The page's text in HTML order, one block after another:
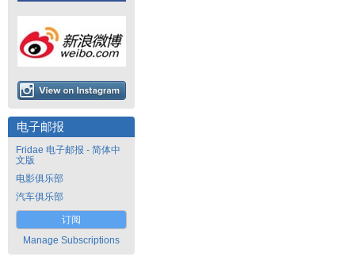
电子邮报
Fridae 电子邮报 - 简体中
文版
电影俱乐部
汽车俱乐部
订阅
Manage Subscriptions